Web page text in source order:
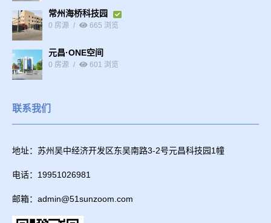
常州海桥科技园
0 房源 665 浏览
元昌·ONE空间
0 房源 601 浏览
联系我们
地址：苏州吴中经济开发区东吴南路3-2号元昌科技园1幢
电话：19951026981
邮箱：admin@51sunzoom.com